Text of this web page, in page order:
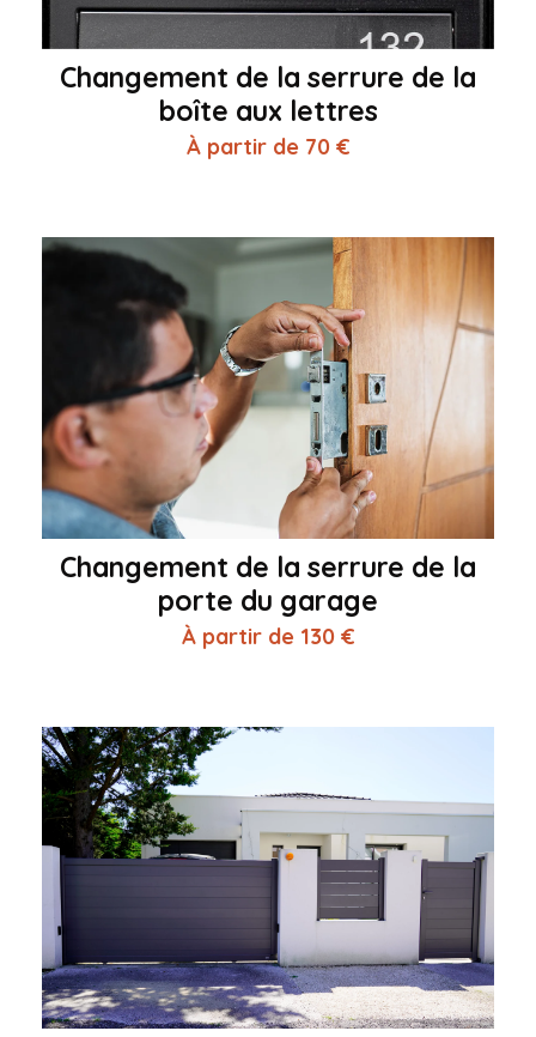
Changement de la serrure de la
boîte aux lettres
À partir de 70 €
Changement de la serrure de la
porte du garage
À partir de 130 €